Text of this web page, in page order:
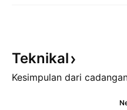
Teknikal
Kesimpulan dari